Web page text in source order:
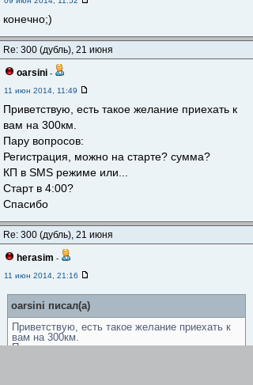
конечно;)
Re: 300 (дубль), 21 июня
oarsini -
11 июн 2014, 11:49
Приветствую, есть такое желание приехать к
вам на 300км.
Пару вопросов:
Регистрация, можно на старте? сумма?
КП в SMS режиме или...
Старт в 4:00?
Спасибо
Re: 300 (дубль), 21 июня
herasim -
11 июн 2014, 21:16
oarsini писал(а)
Приветствую, есть такое желание приехать к
вам на 300км.
Пару вопросов: